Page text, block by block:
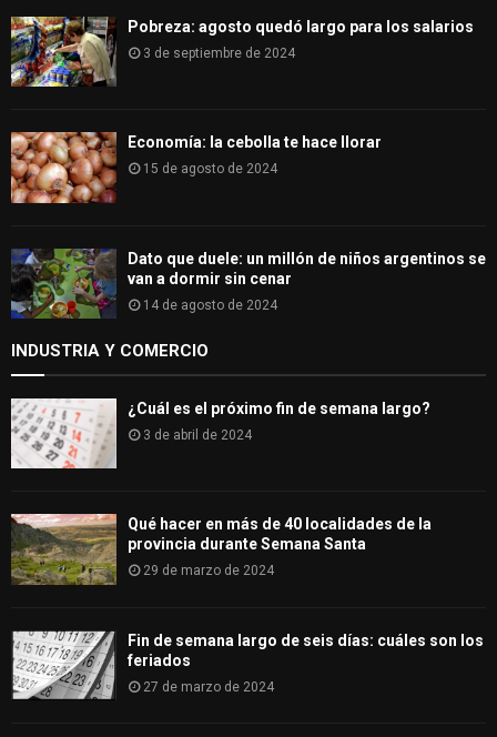
Pobreza: agosto quedó largo para los salarios
3 de septiembre de 2024
Economía: la cebolla te hace llorar
15 de agosto de 2024
Dato que duele: un millón de niños argentinos se
van a dormir sin cenar
14 de agosto de 2024
INDUSTRIA Y COMERCIO
¿Cuál es el próximo fin de semana largo?
3 de abril de 2024
Qué hacer en más de 40 localidades de la
provincia durante Semana Santa
29 de marzo de 2024
Fin de semana largo de seis días: cuáles son los
feriados
27 de marzo de 2024